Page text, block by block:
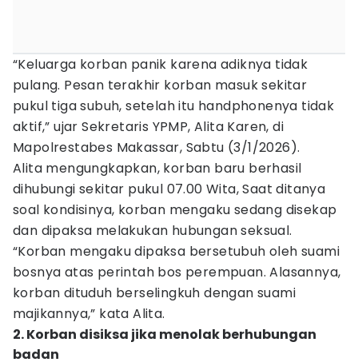
“Keluarga korban panik karena adiknya tidak
pulang. Pesan terakhir korban masuk sekitar
pukul tiga subuh, setelah itu handphonenya tidak
aktif,” ujar Sekretaris YPMP, Alita Karen, di
Mapolrestabes Makassar, Sabtu (3/1/2026).
Alita mengungkapkan, korban baru berhasil
dihubungi sekitar pukul 07.00 Wita, Saat ditanya
soal kondisinya, korban mengaku sedang disekap
dan dipaksa melakukan hubungan seksual.
“Korban mengaku dipaksa bersetubuh oleh suami
bosnya atas perintah bos perempuan. Alasannya,
korban dituduh berselingkuh dengan suami
majikannya,” kata Alita.
2. Korban disiksa jika menolak berhubungan
badan